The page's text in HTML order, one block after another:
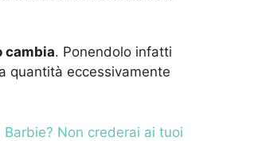
cambia. Ponendolo infatti
quantità eccessivamente
Non crederai ai tuoi